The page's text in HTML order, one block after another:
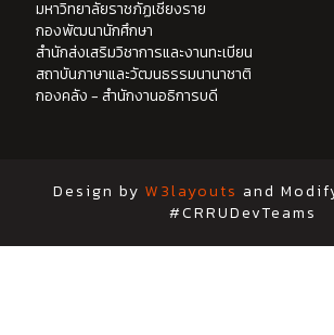
มหาวิทยาลัยราชภัฏเชียงราย
กองพัฒนานักศึกษา
สำนักส่งเสริมวิชาการและงานทะเบียน
สถาบันภาษาและวัฒนธรรมนานาชาติ
กองคลัง - สำนักงานอธิการบดี
Design by W3layouts and
#CRRUDevTeams